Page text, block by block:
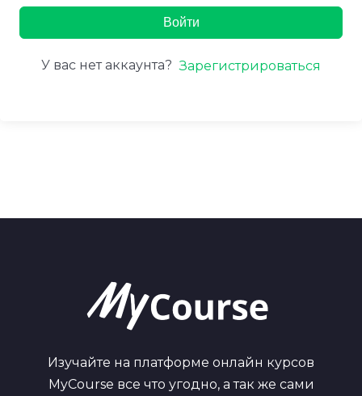
Войти
У вас нет аккаунта? Зарегистрироваться
Изучайте на платформе онлайн курсов
MyCourse все что угодно, а так же сами